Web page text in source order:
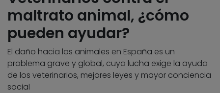
maltrato animal, ¿cómo
pueden ayudar?
El daño hacia los animales en España es un
problema grave y global, cuya lucha exige la ayuda
de los veterinarios, mejores leyes y mayor conciencia
social